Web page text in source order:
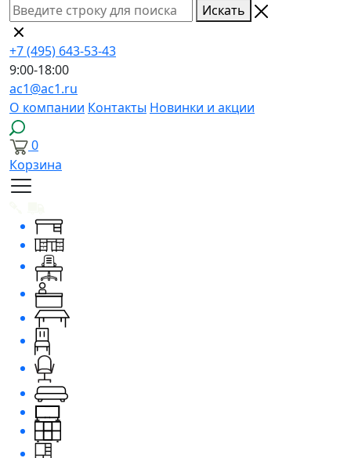
Искать
+7 (495) 643-53-43
9:00-18:00
ac1@ac1.ru
О компании Контакты Новинки и акции
0
Корзина